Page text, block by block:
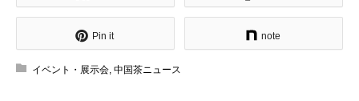
Pin it note
イベント・展示会, 中国茶ニュース